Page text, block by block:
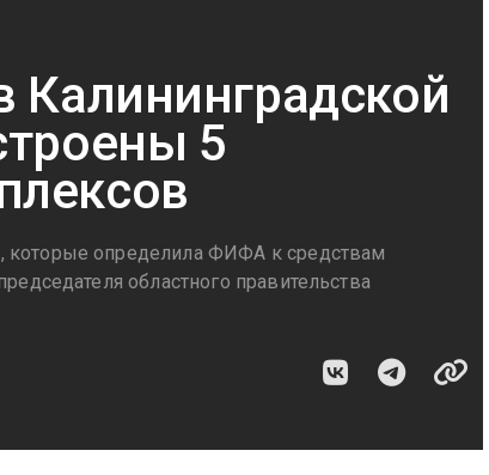
Калининградской
5
которые определила ФИФА к средствам
областного правительства